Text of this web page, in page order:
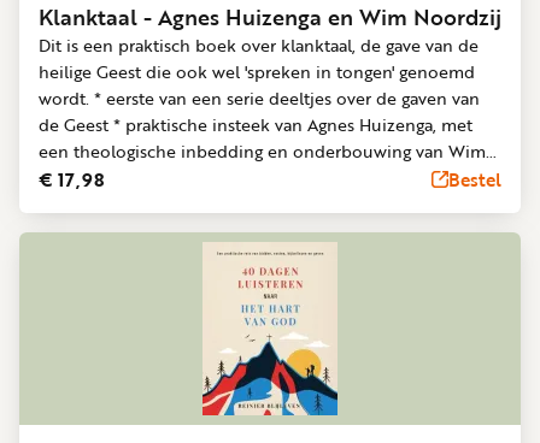
Klanktaal - Agnes Huizenga en Wim Noordzij
Dit is een praktisch boek over klanktaal, de gave van de
heilige Geest die ook wel 'spreken in tongen' genoemd
wordt. * eerste van een serie deeltjes over de gaven van
de Geest * praktische insteek van Agnes Huizenga, met
een theologische inbedding en onderbouwing van Wim
Noordzij. * antwoorden op vragen als : Wat is klanktaal?
zou je in tongen spreken en (hoe) kun je het leren? *
persoonlijke verhalen en inspirerende getuigenissen
€ 17,98 Bestel